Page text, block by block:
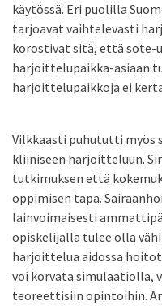
käytössä. Eri puolilla
tarjoavat vaihtelevasti
korostivat sitä, että sote-
harjoittelupaikka-asiaan
harjoittelupaikkoja ei
Vilkkaasti puhututti myös
kliiniseen harjoitteluun.
tutkimuksen että
oppimisen tapa.
lainvoimaisesti
opiskelijalla tulee olla
harjoittelua aidossa
voi korvata simulaatiolla,
teoreettisiin opintoihin.